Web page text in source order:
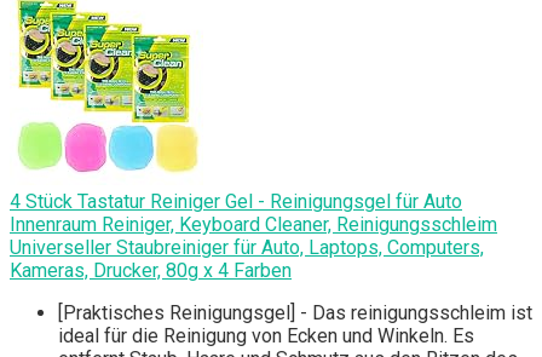
4 Stück Tastatur Reiniger Gel - Reinigungsgel für Auto
Innenraum Reiniger, Keyboard Cleaner, Reinigungsschleim
Universeller Staubreiniger für Auto, Laptops, Computers,
Kameras, Drucker, 80g x 4 Farben
[Praktisches Reinigungsgel] - Das reinigungsschleim ist
ideal für die Reinigung von Ecken und Winkeln. Es